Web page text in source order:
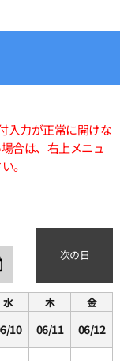
入力が正常に開けな
合は、右上メニュ
。
次の日
水
10
木
06/11
金
06/12